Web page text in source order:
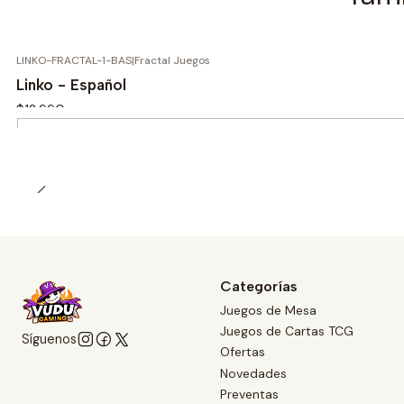
LINKO-FRACTAL-1-BAS|Fractal Juegos
Linko - Español
$12.990
Síguenos
Categorías
Juegos de Mesa
Juegos de Cartas TCG
Ofertas
Novedades
Preventas